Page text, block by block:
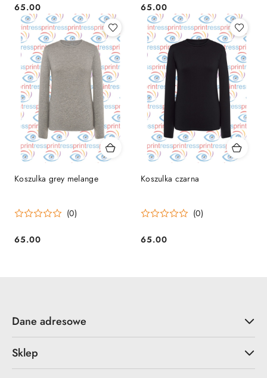
Cena:
65.00 Cena:
65.00
Koszulka grey melange
(0)
Cena:
65.00
Koszulka czarna
(0)
Cena:
65.00
Dane adresowe
Sklep